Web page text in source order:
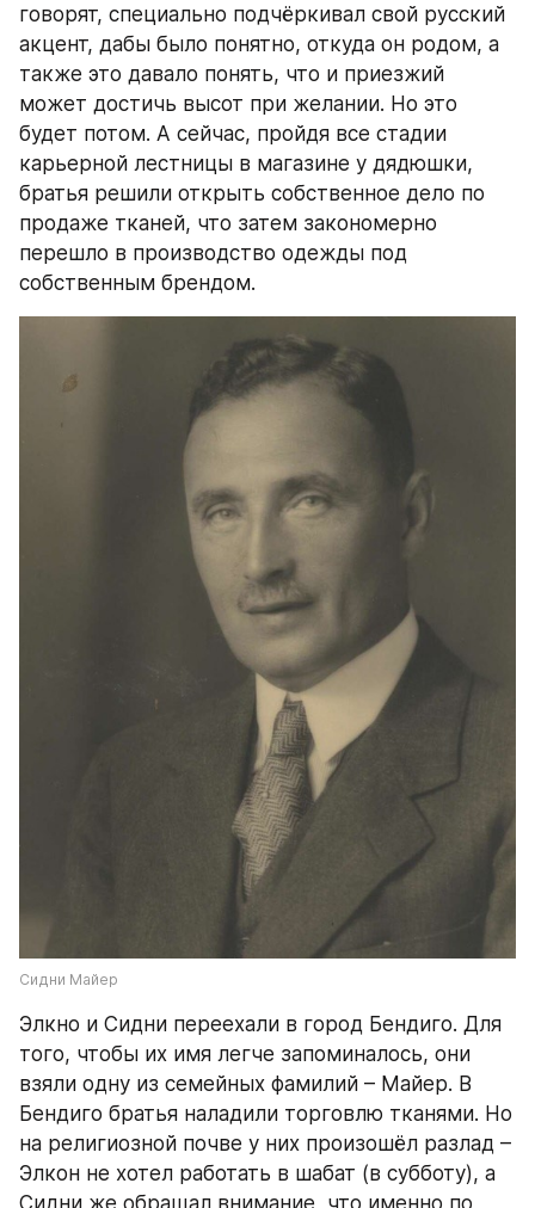
говорят, специально подчёркивал свой русский
акцент, дабы было понятно, откуда он родом, а
также это давало понять, что и приезжий
может достичь высот при желании. Но это
будет потом. А сейчас, пройдя все стадии
карьерной лестницы в магазине у дядюшки,
братья решили открыть собственное дело по
продаже тканей, что затем закономерно
перешло в производство одежды под
собственным брендом.
Сидни Майер
Элкно и Сидни переехали в город Бендиго. Для
того, чтобы их имя легче запоминалось, они
взяли одну из семейных фамилий – Майер. В
Бендиго братья наладили торговлю тканями. Но
на религиозной почве у них произошёл разлад –
Элкон не хотел работать в шабат (в субботу), а
Сидни же обращал внимание, что именно по